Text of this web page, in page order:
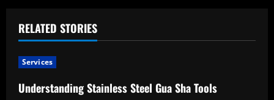
n
u
e
RELATED STORIES
Services
Understanding Stainless Steel Gua Sha Tools